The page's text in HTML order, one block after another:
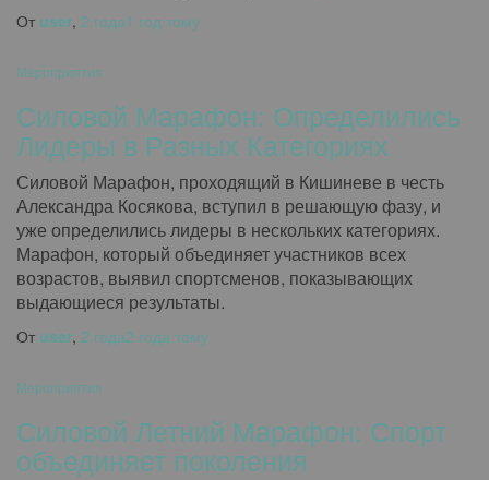
От user, 2 года1 год тому
Мероприятия
Силовой Марафон: Определились
Лидеры в Разных Категориях
Силовой Марафон, проходящий в Кишиневе в честь
Александра Косякова, вступил в решающую фазу, и
уже определились лидеры в нескольких категориях.
Марафон, который объединяет участников всех
возрастов, выявил спортсменов, показывающих
выдающиеся результаты.
От user, 2 года2 года тому
Мероприятия
Силовой Летний Марафон: Спорт
объединяет поколения